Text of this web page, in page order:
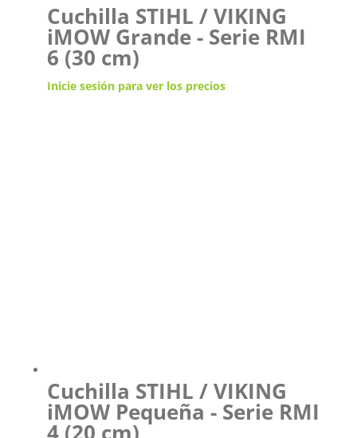
Cuchilla STIHL / VIKING
iMOW Grande - Serie RMI
6 (30 cm)
Inicie sesión para ver los precios
Cuchilla STIHL / VIKING
iMOW Pequeña - Serie RMI